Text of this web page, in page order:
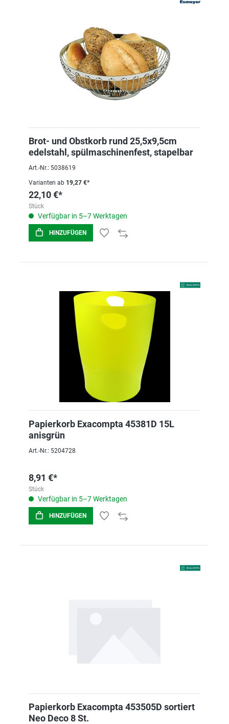
Brot- und Obstkorb rund 25,5x9,5cm
edelstahl, spülmaschinenfest, stapelbar
Art.-Nr.: 5038619
Varianten ab 19,27 €*
22,10 €*
Stück
Verfügbar in 5–7 Werktagen
HINZUFÜGEN
Papierkorb Exacompta 45381D 15L
anisgrün
Art.-Nr.: 5204728
8,91 €*
Stück
Verfügbar in 5–7 Werktagen
HINZUFÜGEN
Papierkorb Exacompta 453505D sortiert
Neo Deco 8 St.